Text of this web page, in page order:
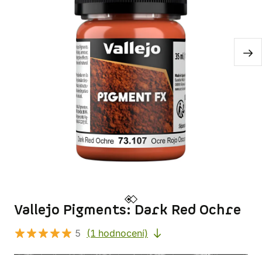
Vallejo Pigments: Dark Red Ochre
5 (1 hodnocení)